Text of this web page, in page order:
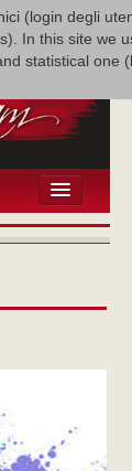
(login degli
In this site we
statistical one